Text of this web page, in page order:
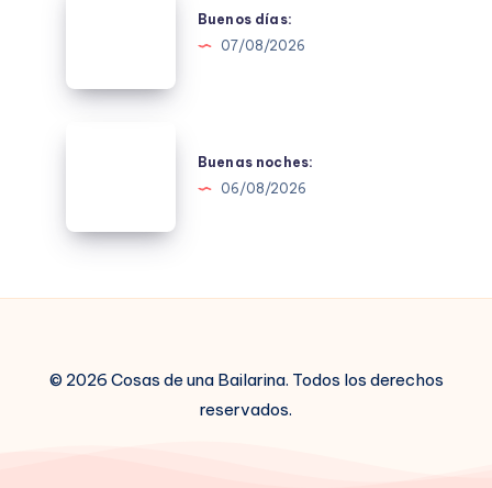
Buenos días:
07/08/2026
Buenas noches:
06/08/2026
© 2026 Cosas de una Bailarina. Todos los derechos
reservados.